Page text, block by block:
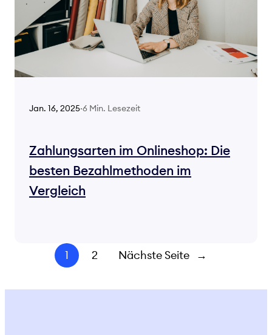
Jan. 16, 2025·6 Min. Lesezeit
Zahlungsarten im Onlineshop: Die
besten Bezahlmethoden im
Vergleich
1 2 Nächste Seite →